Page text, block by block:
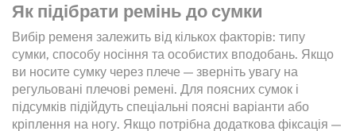
Як підібрати ремінь до сумки
Вибір ременя залежить від кількох факторів: типу
сумки, способу носіння та особистих вподобань. Якщо
ви носите сумку через плече — зверніть увагу на
регульовані плечові ремені. Для поясних сумок і
підсумків підійдуть спеціальні поясні варіанти або
кріплення на ногу. Якщо потрібна додаткова фіксація —